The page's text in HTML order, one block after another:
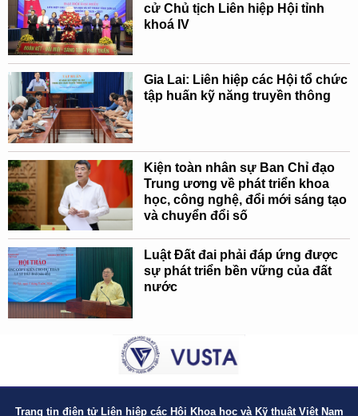
cử Chủ tịch Liên hiệp Hội tỉnh
khoá IV
Gia Lai: Liên hiệp các Hội tổ chức
tập huấn kỹ năng truyền thông
Kiện toàn nhân sự Ban Chỉ đạo
Trung ương về phát triển khoa
học, công nghệ, đổi mới sáng tạo
và chuyển đổi số
Luật Đất đai phải đáp ứng được
sự phát triển bền vững của đất
nước
Trang tin điện tử Liên hiệp các Hội Khoa học và Kỹ thuật Việt Nam